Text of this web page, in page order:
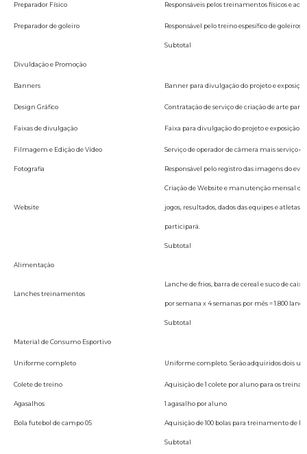
Preparador Físico Responsáveis pelos treinamentos físicos e
Preparador de goleiro Responsável pelo treino espesífico de goleiros
Subtotal
Divuldação e Promoção
Banners Banner para divulgação do projeto e
Design Gráfico Contratação de serviço de criação de arte
Faixas de divulgação Faixa para divulgação do projeto e exposição
Filmagem e Edição de Vídeo Serviço de operador de câmera mais serviço
Fotografia Responsável pelo registro das imagens do
Website
Criação de Website e manutenção mensal
jogos, resultados, dados das equipes e
participará.
Subtotal
Alimentação
Lanches treinamentos
Lanche de frios, barra de cereal e suco de
por semana x 4 semanas por mês = 1.800
Subtotal
Material de Consumo Esportivo
Uniforme completo Uniforme completo. Serão adquiridos dois
Colete de treino Aquisição de 1 colete por aluno para os
Agasalhos 1 agasalho por aluno
Bola futebol de campo 05 Aquisição de 100 bolas para treinamento de
Subtotal